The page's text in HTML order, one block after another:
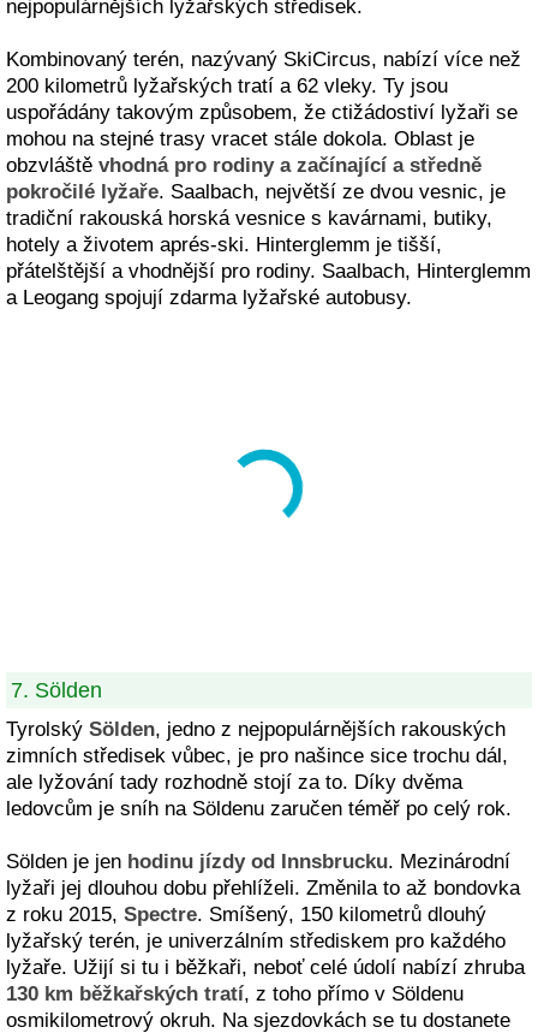
nejpopulárnějších lyžařských středisek.
Kombinovaný terén, nazývaný SkiCircus, nabízí více než
200 kilometrů lyžařských tratí a 62 vleky. Ty jsou
uspořádány takovým způsobem, že ctižádostiví lyžaři se
mohou na stejné trasy vracet stále dokola. Oblast je
obzvláště vhodná pro rodiny a začínající a středně
pokročilé lyžaře. Saalbach, největší ze dvou vesnic, je
tradiční rakouská horská vesnice s kavárnami, butiky,
hotely a životem aprés-ski. Hinterglemm je tišší,
přátelštější a vhodnější pro rodiny. Saalbach, Hinterglemm
a Leogang spojují zdarma lyžařské autobusy.
7. Sölden
Tyrolský Sölden, jedno z nejpopulárnějších rakouských
zimních středisek vůbec, je pro našince sice trochu dál,
ale lyžování tady rozhodně stojí za to. Díky dvěma
ledovcům je sníh na Söldenu zaručen téměř po celý rok.
Sölden je jen hodinu jízdy od Innsbrucku. Mezinárodní
lyžaři jej dlouhou dobu přehlíželi. Změnila to až bondovka
z roku 2015, Spectre. Smíšený, 150 kilometrů dlouhý
lyžařský terén, je univerzálním střediskem pro každého
lyžaře. Užijí si tu i běžkaři, neboť celé údolí nabízí zhruba
130 km běžkařských tratí, z toho přímo v Söldenu
osmikilometrový okruh. Na sjezdovkách se tu dostanete